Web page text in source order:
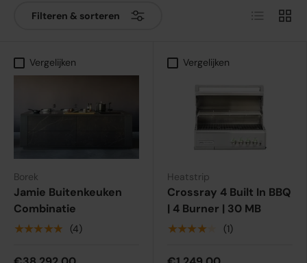
Filteren & sorteren Lijst
Vergelijken
Borek
Jamie Buitenkeuken
Combinatie
★★★★★ (4)
Vergelijken
Heatstrip
Crossray 4 Built In BBQ
| 4 Burner | 30 MB
★★★★★ (1)